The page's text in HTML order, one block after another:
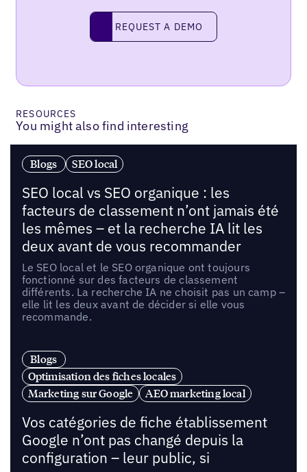
Request a demo
REQUEST A DEMO
RESOURCES
You might also find interesting
Blogs SEO local
SEO local vs SEO organique : les
facteurs de classement n’ont jamais été
les mêmes – et la recherche IA lit les
deux avant de vous recommander
Le SEO local et le SEO organique ont toujours
fonctionné sur des facteurs de classement
différents. La recherche IA ne choisit pas un camp –
elle lit les deux avant de décider si elle vous
recommande.
Blogs
Optimisation des fiches locales
Marketing sur Google
AEO marketing local
Vos catégories de fiche établissement
Google n’ont pas changé depuis la
configuration – leur public, si